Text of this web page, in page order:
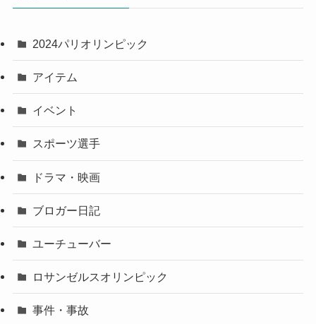
2024パリオリンピック
アイテム
イベント
スポーツ選手
ドラマ・映画
ブロガー日記
ユーチューバー
ロサンゼルスオリンピック
事件・事故